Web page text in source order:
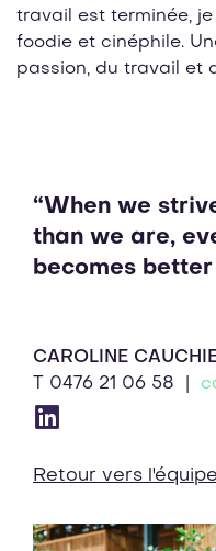
travail est terminée,
foodie et cinéphile.
passion, du travail et
“When we
than we are,
becomes better
CAROLINE
0476 21 06 58
Retour vers l'équipe